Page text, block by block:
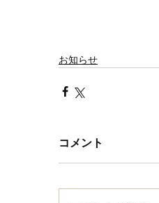
お知らせ
コメント